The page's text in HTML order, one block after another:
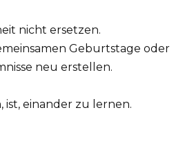
nicht ersetzen.
Geburtstage oder
neu erstellen.
ist, einander zu lernen.